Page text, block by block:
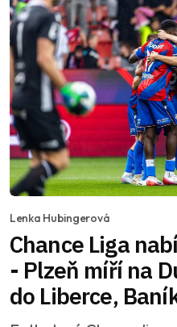
Lenka Hubingerová
Chance Liga
- Plzeň míří na
do Liberce,